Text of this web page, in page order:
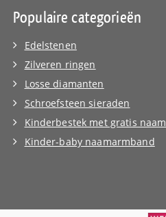
Populaire categorieën
Edelstenen
Zilveren ringen
Losse diamanten
Schroefsteen sieraden
Kinderbestek met gratis naam
Kinder-baby naamarmband